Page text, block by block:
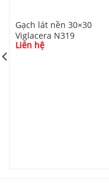
Gạch lát nền 30×30
Viglacera N319
Liên hệ